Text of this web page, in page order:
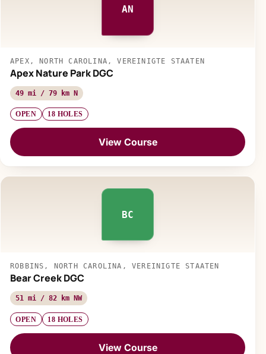
AN
APEX, NORTH CAROLINA, VEREINIGTE STAATEN
Apex Nature Park DGC
49 mi / 79 km N
OPEN 18 HOLES
View Course
BC
ROBBINS, NORTH CAROLINA, VEREINIGTE STAATEN
Bear Creek DGC
51 mi / 82 km NW
OPEN 18 HOLES
View Course